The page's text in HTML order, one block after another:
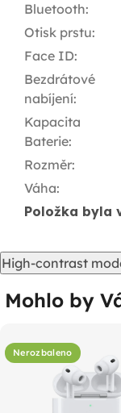
Bluetooth:
Otisk prstu:
Face ID:
Bezdrátové
nabíjení:
Kapacita
Baterie:
Rozměr:
Váha:
Položka byla
High-contrast
Mohlo by
Nerozbaleno